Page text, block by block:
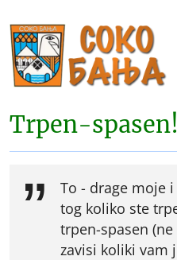
Trpen-
To - drage moje
tog koliko ste
trpen-spasen (ne
zavisi koliki vam